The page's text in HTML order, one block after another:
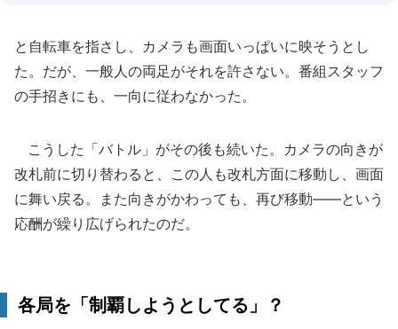
と自転車を指さし、カメラも画面いっぱいに映そうとし
た。だが、一般人の両足がそれを許さない。番組スタッフ
の手招きにも、一向に従わなかった。
こうした「バトル」がその後も続いた。カメラの向きが
改札前に切り替わると、この人も改札方面に移動し、画面
に舞い戻る。また向きがかわっても、再び移動――という
応酬が繰り広げられたのだ。
各局を「制覇しようとしてる」？